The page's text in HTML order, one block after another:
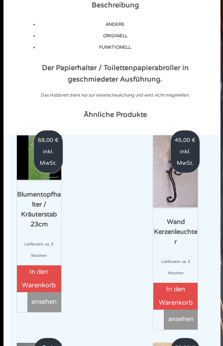
Beschreibung
ANDERS
ORIGINELL
FUNKTIONELL
Der Papierhalter / Toilettenpapierabroller in
geschmiedeter Ausführung.
Das Holzbrett dient nur zur Veranschaulichung und wird nicht mitgeliefert.
Ähnliche Produkte
Blumentopfha
lter /
Kräuterstab
23cm
68,00€
inkl.
MwSt.
Lieferzeit:ca. 3
Wochen
In den
Warenkorb
ansehen
Wand
Kerzenleuchte
r
45,00 €
inkl.
MwSt.
Lieferzeit: ca. 3
Wochen
In den
Warenkorb
ansehen